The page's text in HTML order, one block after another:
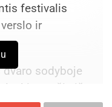
festivalis
ir
sodyboje
svečių iš